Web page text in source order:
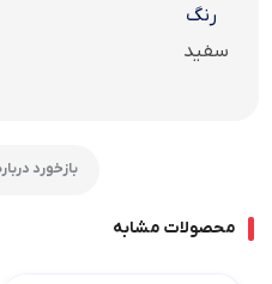
رنگ
سفید
بازخورد
محصولات مشابه